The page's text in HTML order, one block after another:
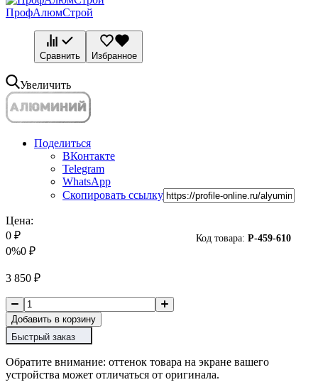
ПрофАлюмСтрой
Сравнить Избранное
Увеличить
Поделиться
ВКонтакте
Telegram
WhatsApp
Скопировать ссылку
Код товара: P-459-610
Цена:
0 ₽
0%0 ₽
3 850 ₽
Добавить в корзину
Быстрый заказ
Обратите внимание: оттенок товара на экране вашего
устройства может отличаться от оригинала.